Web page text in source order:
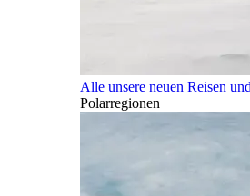
Alle unsere neuen Reisen
Polarregionen